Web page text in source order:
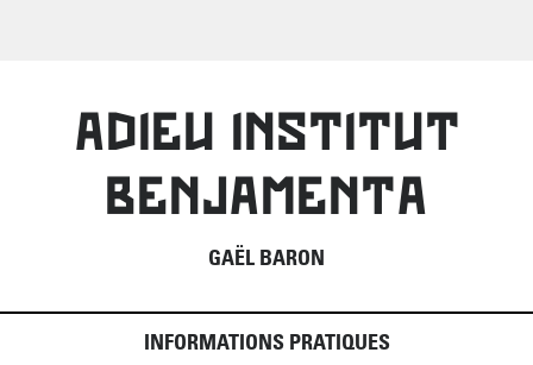
ADIEU INSTITUT
BENJAMENTA
GAËL BARON
INFORMATIONS PRATIQUES